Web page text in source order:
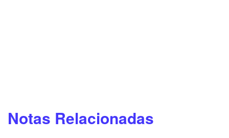
Notas Relacionadas